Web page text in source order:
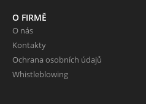
O FIRMĚ
O nás
Kontakty
Ochrana osobních údajů
Whistleblowing